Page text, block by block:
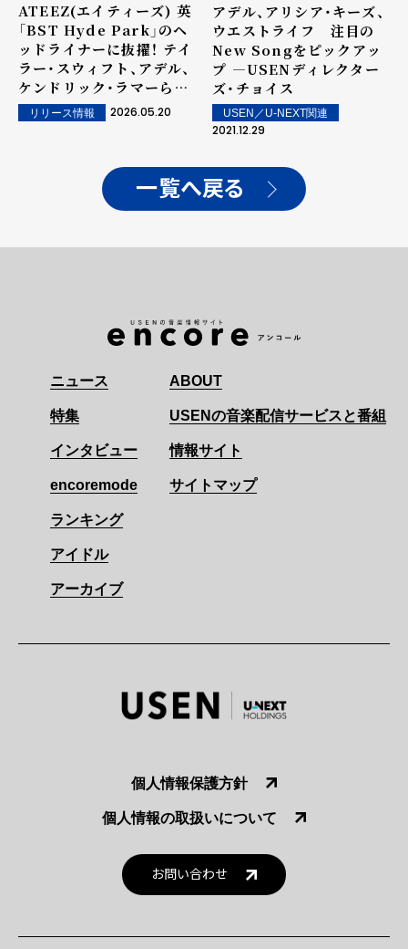
ATEEZ(エイティーズ) 英
「BST Hyde Park」のヘ
ッドライナーに抜擢！ テイ
ラー・スウィフト、アデル、
ケンドリック・ラマーらに
続く 世界的ラインアップ
に合流！
リリース情報 2026.05.20
アデル、アリシア・キーズ、
ウエストライフ 注目の
New Songをピックアッ
プ ―USENディレクター
ズ・チョイス
USEN／U-NEXT関連
2021.12.29
一覧へ戻る
ニュース
特集
インタビュー
encoremode
ランキング
アイドル
アーカイブ
ABOUT
USENの音楽配信サービスと番組
情報サイト
サイトマップ
個人情報保護方針
個人情報の取扱いについて
お問い合わせ